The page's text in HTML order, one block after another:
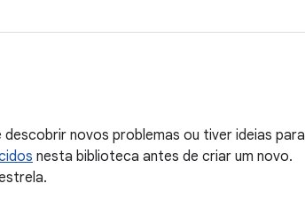
novos problemas ou tiver ideias para
nesta biblioteca antes de criar um novo.